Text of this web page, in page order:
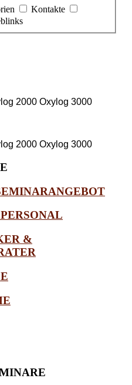
Kontakte
2000 Oxylog 3000
2000 Oxylog 3000
&